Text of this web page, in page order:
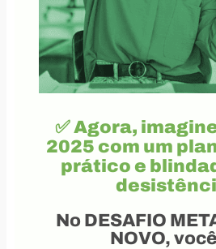
✅ Agora,
2025 com um
prático e
No DESAFIO
NOVO,